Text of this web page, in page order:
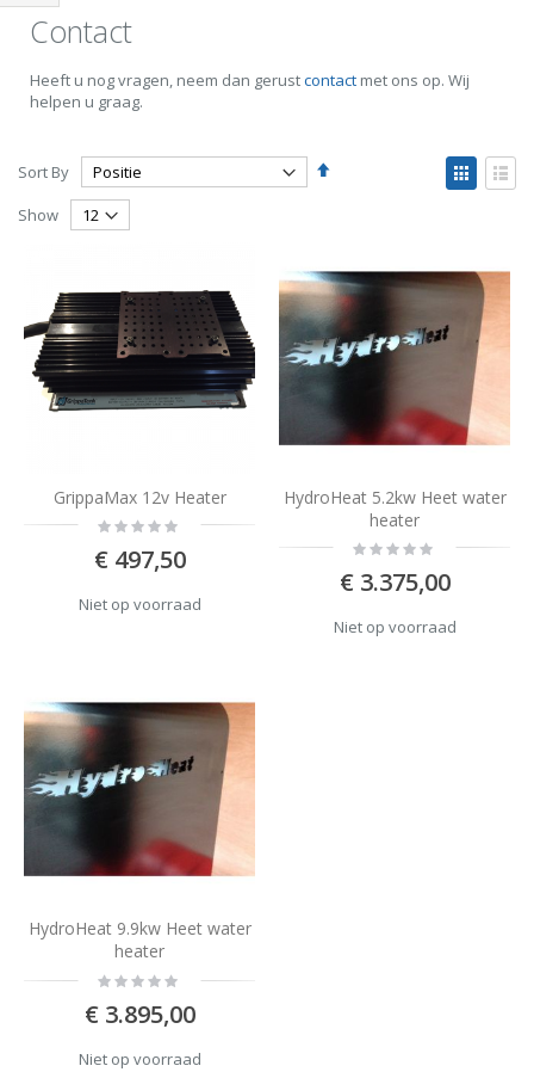
Contact
Heeft u nog vragen, neem dan gerustcontact met ons op. Wij
helpen u graag.
Sort By
Set
View
as
Show
GrippaMax 12v Heater
Rating:
0%
€ 497,50
Niet op voorraad
HydroHeat 5.2kw Heet water
heater
Rating:
0%
€ 3.375,00
Niet op voorraad
HydroHeat 9.9kw Heet water
heater
Rating:
0%
€ 3.895,00
Niet op voorraad
Shop
By